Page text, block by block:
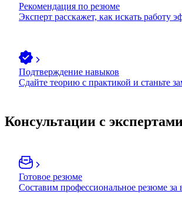
Рекомендация по резюме
Эксперт расскажет, как искать работу
Подтверждение навыков
Сдайте теорию с практикой и станьте
Консультации с
Готовое резюме
Составим профессиональное резюме за